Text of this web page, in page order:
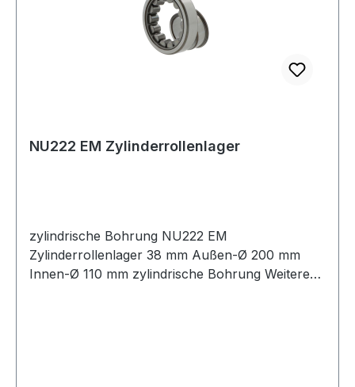
NU222 EM Zylinderrollenlager
zylindrische Bohrung NU222 EM
Zylinderrollenlager 38 mm Außen-Ø 200 mm
Innen-Ø 110 mm zylindrische Bohrung Weitere